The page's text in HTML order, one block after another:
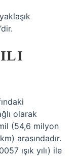
olarak
(54,6 milyon
arasındadır.
ışık yılı) ile